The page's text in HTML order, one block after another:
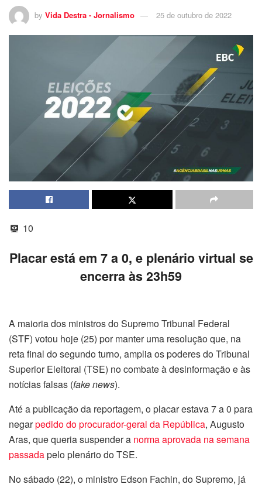
by Vida Destra - Jornalismo 25 de outubro de 2022
10
Placar está em 7 a 0, e plenário virtual se
encerra às 23h59
A maioria dos ministros do Supremo Tribunal Federal
(STF) votou hoje (25) por manter uma resolução que, na
reta final do segundo turno, amplia os poderes do Tribunal
Superior Eleitoral (TSE) no combate à desinformação e às
notícias falsas (fake news).
Até a publicação da reportagem, o placar estava 7 a 0 para
negarpedido do procurador-geral da República, Augusto
Aras, que queria suspender a norma aprovada na semana
passadapelo plenário do TSE.
No sábado (22), o ministro Edson Fachin, do Supremo, já